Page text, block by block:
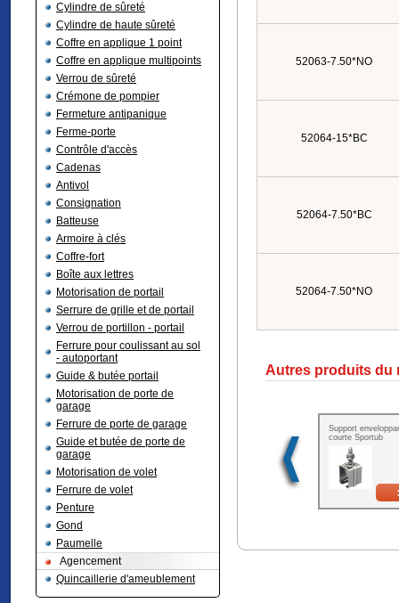
Cylindre de sûreté
Cylindre de haute sûreté
Coffre en applique 1 point
Coffre en applique multipoints
Verrou de sûreté
Crémone de pompier
Fermeture antipanique
Ferme-porte
Contrôle d'accès
Cadenas
Antivol
Consignation
Batteuse
Armoire à clés
Coffre-fort
Boîte aux lettres
Motorisation de portail
Serrure de grille et de portail
Verrou de portillon - portail
Ferrure pour coulissant au sol
- autoportant
Guide & butée portail
Motorisation de porte de
garage
Ferrure de porte de garage
Guide et butée de porte de
garage
Motorisation de volet
Ferrure de volet
Penture
Gond
Paumelle
Agencement
Quincaillerie d'ameublement
52063-7.50*NO
52064-15*BC
52064-7.50*BC
52064-7.50*NO
Autres produits du
Support
courte Sportub